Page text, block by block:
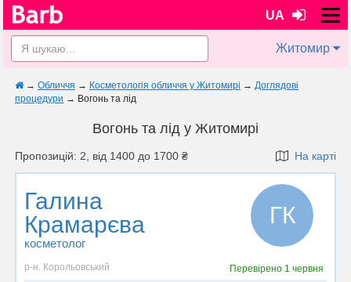
UA
Житомир
→ Обличчя → Косметологія обличчя у Житомирі → Доглядові
процедури → Вогонь та лід
Вогонь та лід у Житомирі
Пропозицій: 2, від 1400 до 1700 ₴ На карті
Галина
Крамарєва
косметолог
ГК
р-н. Корольовський Перевірено 1 червня